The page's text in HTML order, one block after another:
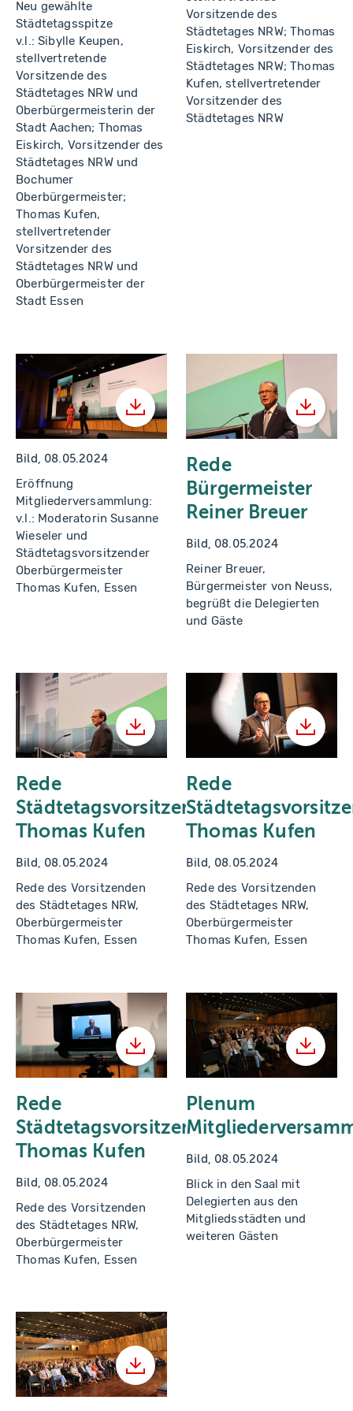
Neu gewählte
Städtetagsspitze
v.l.: Sibylle Keupen,
stellvertretende
Vorsitzende des
Städtetages NRW und
Oberbürgermeisterin der
Stadt Aachen; Thomas
Eiskirch, Vorsitzender des
Städtetages NRW und
Bochumer
Oberbürgermeister;
Thomas Kufen,
stellvertretender
Vorsitzender des
Städtetages NRW und
Oberbürgermeister der
Stadt Essen
Vorsitzende des
Städtetages NRW; Thomas
Eiskirch, Vorsitzender des
Städtetages NRW; Thomas
Kufen, stellvertretender
Vorsitzender des
Städtetages NRW
Herunterladen
Bild, 08.05.2024
Eröffnung
Mitgliederversammlung:
v.l.: Moderatorin Susanne
Wieseler und
Städtetagsvorsitzender
Oberbürgermeister
Thomas Kufen, Essen
Rede
Bürgermeister
Reiner Breuer
Bild, 08.05.2024
Reiner Breuer,
Bürgermeister von Neuss,
begrüßt die Delegierten
und Gäste
Herunterladen
Rede
Städtetagsvorsitzender
Thomas Kufen
Bild, 08.05.2024
Rede des Vorsitzenden
des Städtetages NRW,
Oberbürgermeister
Thomas Kufen, Essen
Rede
Thomas Kufen
Bild, 08.05.2024
Rede des Vorsitzenden
des Städtetages NRW,
Oberbürgermeister
Thomas Kufen, Essen
Herunterladen
Rede
Städtetagsvorsitzender
Thomas Kufen
Bild, 08.05.2024
Rede des Vorsitzenden
des Städtetages NRW,
Oberbürgermeister
Thomas Kufen, Essen
Plenum
Bild, 08.05.2024
Blick in den Saal mit
Delegierten aus den
Mitgliedsstädten und
weiteren Gästen
Herunterladen